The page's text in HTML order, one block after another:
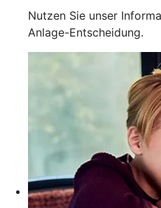
Nutzen Sie unser
Anlage-Entscheidung.